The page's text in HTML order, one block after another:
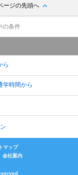
ージの先頭へ
の条件
ら
学時間から
マップ
会社案内